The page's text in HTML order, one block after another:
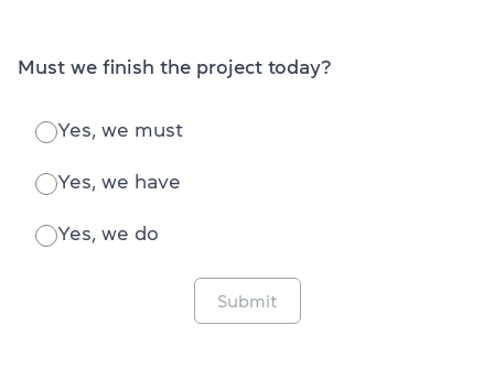
Must we finish the project today?
Yes, we must
Yes, we have
Yes, we do
Submit